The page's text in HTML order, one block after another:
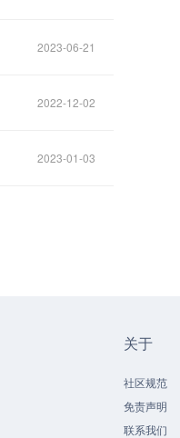
2023-06-21
2022-12-02
2023-01-03
关于
社区规范
免责声明
联系我们